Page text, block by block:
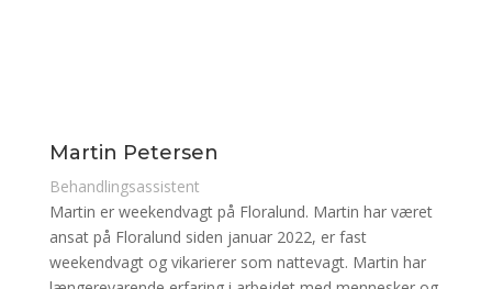
Martin Petersen
Behandlingsassistent
Martin er weekendvagt på Floralund. Martin har været
ansat på Floralund siden januar 2022, er fast
weekendvagt og vikarierer som nattevagt. Martin har